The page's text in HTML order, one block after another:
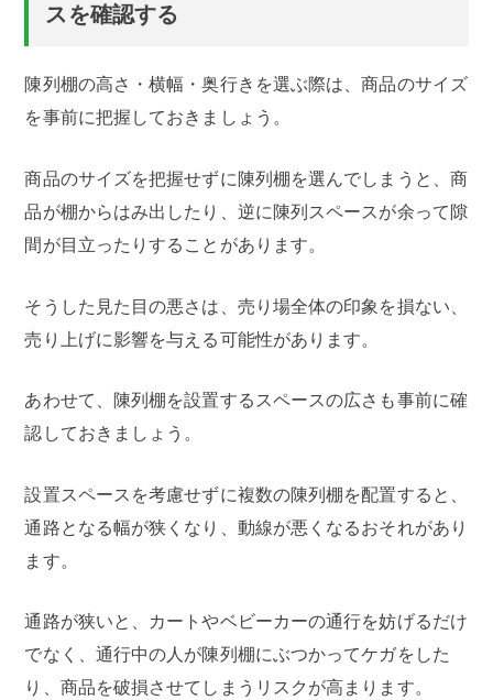
スを確認する
陳列棚の高さ・横幅・奥行きを選ぶ際は、商品のサイズ
を事前に把握しておきましょう。
商品のサイズを把握せずに陳列棚を選んでしまうと、商
品が棚からはみ出したり、逆に陳列スペースが余って隙
間が目立ったりすることがあります。
そうした見た目の悪さは、売り場全体の印象を損ない、
売り上げに影響を与える可能性があります。
あわせて、陳列棚を設置するスペースの広さも事前に確
認しておきましょう。
設置スペースを考慮せずに複数の陳列棚を配置すると、
通路となる幅が狭くなり、動線が悪くなるおそれがあり
ます。
通路が狭いと、カートやベビーカーの通行を妨げるだけ
でなく、通行中の人が陳列棚にぶつかってケガをした
り、商品を破損させてしまうリスクが高まります。